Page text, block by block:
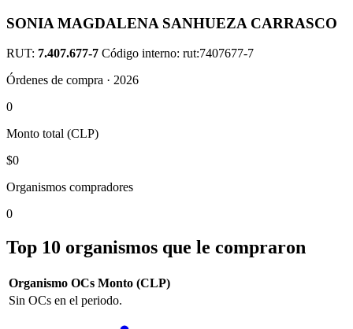
SONIA MAGDALENA SANHUEZA CARRASCO
RUT: 7.407.677-7 Código interno: rut:7407677-7
Órdenes de compra · 2026
0
Monto total (CLP)
$0
Organismos compradores
0
Top 10 organismos que le compraron
Organismo OCs Monto (CLP)
Sin OCs en el periodo.